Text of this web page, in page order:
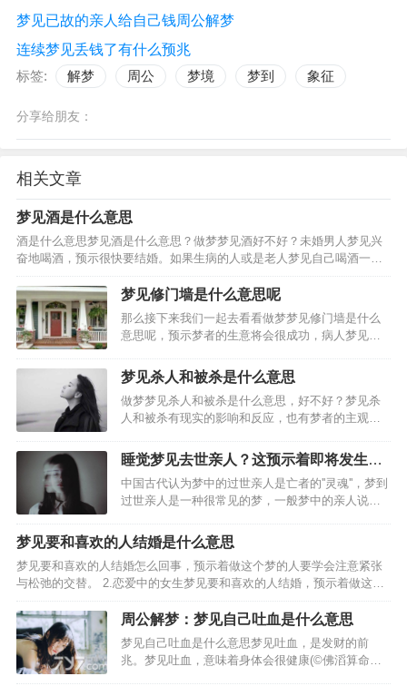
梦见已故的亲人给自己钱周公解梦
连续梦见丢钱了有什么预兆
标签:
解梦 周公 梦境 梦到 象征
分享给朋友：
相关文章
梦见酒是什么意思
酒是什么意思梦见酒是什么意思？做梦梦见酒好不好？未婚男人梦见兴
奋地喝酒，预示很快要结婚。如果生病的人或是老人梦见自己喝酒一饮
而尽，还暗示可能会遇到危险。妻子梦见给丈夫倒酒，暗示要生孩子。
男人梦见给妻子或情人一杯酒，夫妻或情人会恩爱如初。女人…
梦见修门墙是什么意思呢
那么接下来我们一起去看看做梦梦见修门墙是什么
意思呢，预示梦者的生意将会很成功，病人梦见装
修房子，预示梦者可能做了什么对不起家庭的事
情；女人梦见装修房子，预示梦者着因为自己的虚
荣心太强而可能引起家庭…
梦见杀人和被杀是什么意思
做梦梦见杀人和被杀是什么意思，好不好？梦见杀
人和被杀有现实的影响和反应，也有梦者的主观想
的关于梦见杀人和被杀的好坏含义，周公解梦大
全。从周公解梦而言，梦到杀人和被杀梦到杀害某
人，代表做做梦的人…
睡觉梦见去世亲人？这预示着即将发生的
事
中国古代认为梦中的过世亲人是亡者的''灵魂''，梦到
过世亲人是一种很常见的梦，一般梦中的亲人说话
他人给出的暗示。有很多网友梦见过世亲人跟以前
一般跟自己生活在一起，表示你打算忘记一些不快
的往事，梦见…
梦见要和喜欢的人结婚是什么意思
梦见要和喜欢的人结婚怎么回事，预示着做这个梦的人要学会注意紧张
与松弛的交替。 2.恋爱中的女生梦见要和喜欢的人结婚，预示着做这个
梦的人在情感上的依赖性加重。你会对感情有不切实际的期盼， 3.求职
找工作的人梦见要和喜欢的人结婚，预示着做这…
周公解梦：梦见自己吐血是什么意思
梦见自己吐血是什么意思梦见吐血，是发财的前
兆。梦见吐血，意味着身体会很健康(©佛滔算命